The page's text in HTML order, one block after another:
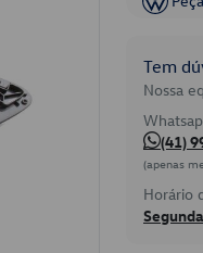
Tem
Nossa
(41)
(apenas
Horário